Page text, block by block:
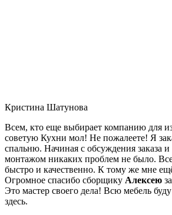
Кристина Шатунова
Всем, кто еще выбирает компанию для
советую Кухни мол! Не пожалеете! Я
спальню. Начиная с обсуждения заказа и
монтажом никаких проблем не было.
быстро и качественно. К тому же мне
Огромное спасибо сборщику Алексею
Это мастер своего дела! Всю мебель буду
здесь.